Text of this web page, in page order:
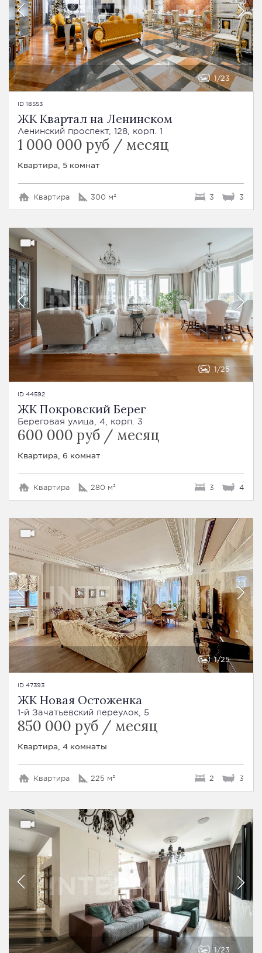
1 23
ID 18553
ЖК Квартал на Ленинском
Ленинский проспект, 128, корп. 1
1 000 000 руб / месяц
Квартира, 5 комнат
Квартира 300 м² 3 3
1 25
ID 44592
ЖК Покровский Берег
Береговая улица, 4, корп. 3
600 000 руб / месяц
Квартира, 6 комнат
Квартира 280 м² 3 4
1 25
ID 47393
ЖК Новая Остоженка
1-й Зачатьевский переулок, 5
850 000 руб / месяц
Квартира, 4 комнаты
Квартира 225 м² 2 3
1 23